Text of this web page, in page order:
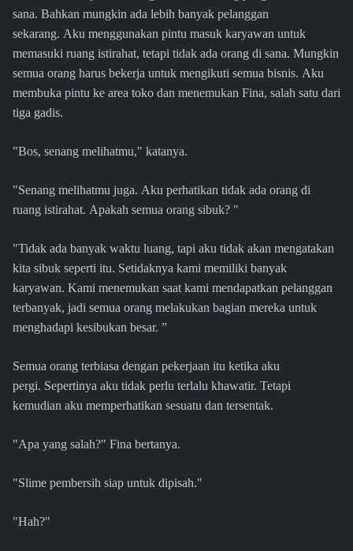
sana. Bahkan mungkin ada lebih banyak pelanggan
sekarang. Aku menggunakan pintu masuk karyawan untuk
memasuki ruang istirahat, tetapi tidak ada orang di sana. Mungkin
semua orang harus bekerja untuk mengikuti semua bisnis. Aku
membuka pintu ke area toko dan menemukan Fina, salah satu dari
tiga gadis.
"Bos, senang melihatmu," katanya.
"Senang melihatmu juga. Aku perhatikan tidak ada orang di
ruang istirahat. Apakah semua orang sibuk? "
"Tidak ada banyak waktu luang, tapi aku tidak akan mengatakan
kita sibuk seperti itu. Setidaknya kami memiliki banyak
karyawan. Kami menemukan saat kami mendapatkan pelanggan
terbanyak, jadi semua orang melakukan bagian mereka untuk
menghadapi kesibukan besar. ”
Semua orang terbiasa dengan pekerjaan itu ketika aku
pergi. Sepertinya aku tidak perlu terlalu khawatir. Tetapi
kemudian aku memperhatikan sesuatu dan tersentak.
"Apa yang salah?" Fina bertanya.
"Slime pembersih siap untuk dipisah."
"Hah?"